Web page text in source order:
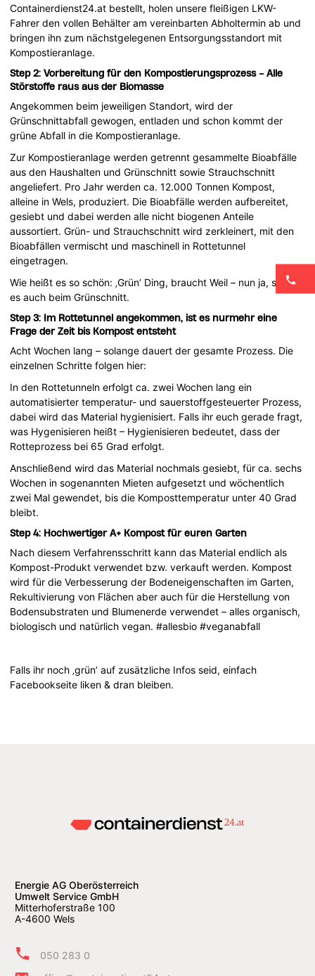
Containerdienst24.at bestellt, holen unsere fleißigen LKW-
Fahrer den vollen Behälter am vereinbarten Abholtermin ab und
bringen ihn zum nächstgelegenen Entsorgungsstandort mit
Kompostieranlage.
Step 2: Vorbereitung für den Kompostierungsprozess - Alle
Störstoffe raus aus der Biomasse
Angekommen beim jeweiligen Standort, wird der
Grünschnittabfall gewogen, entladen und schon kommt der
grüne Abfall in die Kompostieranlage.
Zur Kompostieranlage werden getrennt gesammelte Bioabfälle
aus den Haushalten und Grünschnitt sowie Strauchschnitt
angeliefert. Pro Jahr werden ca. 12.000 Tonnen Kompost,
alleine in Wels, produziert. Die Bioabfälle werden aufbereitet,
gesiebt und dabei werden alle nicht biogenen Anteile
aussortiert. Grün- und Strauchschnitt wird zerkleinert, mit den
Bioabfällen vermischt und maschinell in Rottetunnel
eingetragen.
Wie heißt es so schön: ‚Grün’ Ding, braucht Weil – nun ja, so ist
es auch beim Grünschnitt.
Step 3: Im Rottetunnel angekommen, ist es nurmehr eine
Frage der Zeit bis Kompost entsteht
Acht Wochen lang – solange dauert der gesamte Prozess. Die
einzelnen Schritte folgen hier:
In den Rottetunneln erfolgt ca. zwei Wochen lang ein
automatisierter temperatur- und sauerstoffgesteuerter Prozess,
dabei wird das Material hygienisiert. Falls ihr euch gerade fragt,
was Hygenisieren heißt – Hygienisieren bedeutet, dass der
Rotteprozess bei 65 Grad erfolgt.
Anschließend wird das Material nochmals gesiebt, für ca. sechs
Wochen in sogenannten Mieten aufgesetzt und wöchentlich
zwei Mal gewendet, bis die Komposttemperatur unter 40 Grad
bleibt.
Step 4: Hochwertiger A+ Kompost für euren Garten
Nach diesem Verfahrensschritt kann das Material endlich als
Kompost-Produkt verwendet bzw. verkauft werden. Kompost
wird für die Verbesserung der Bodeneigenschaften im Garten,
Rekultivierung von Flächen aber auch für die Herstellung von
Bodensubstraten und Blumenerde verwendet – alles organisch,
biologisch und natürlich vegan. #allesbio #veganabfall
Falls ihr noch ‚grün’ auf zusätzliche Infos seid, einfach
Facebookseite liken & dran bleiben.
Energie AG Oberösterreich
Umwelt Service GmbH
Mitterhoferstraße 100
A-4600 Wels
050 283 0